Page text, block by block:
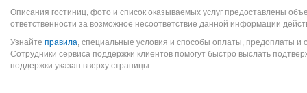
Описания гостиниц, фото и список оказываемых услуг предоставлены
ответственности за возможное несоответствие данной информации
Узнайте правила, специальные условия и способы оплаты, предоплаты и
Сотрудники сервиса поддержки клиентов помогут быстро выслать
поддержки указан вверху страницы.